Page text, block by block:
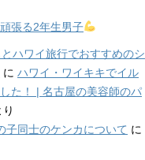
張る2年生男子
ハワイ旅行でおすすめのシ
に ハワイ・ワイキキでイル
た！ | 名古屋の美容師のパ
り
子同士のケンカについて に